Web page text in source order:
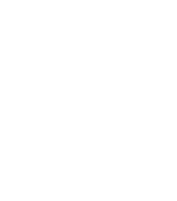
работ, необходимость
Мастерские и
моделей.